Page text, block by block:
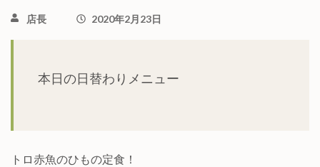
店長 2020年2月23日
本日の日替わりメニュー
トロ赤魚のひもの定食！